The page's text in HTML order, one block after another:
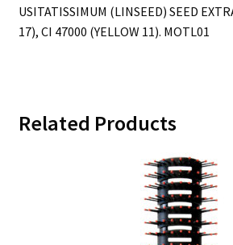
USITATISSIMUM (LINSEED) SEED
17), CI 47000 (YELLOW 11). MOTL01
Related Products